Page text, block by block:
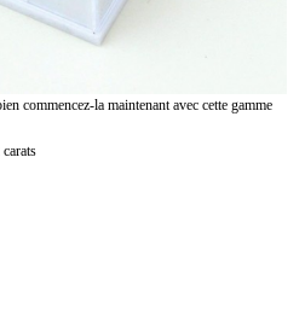
commencez-la maintenant avec cette gamme